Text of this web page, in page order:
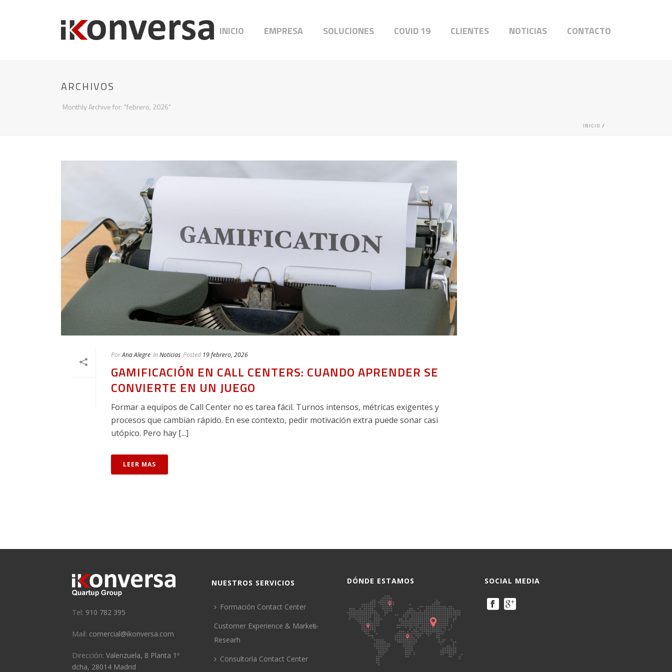
INICIO EMPRESA SOLUCIONES COVID 19 CLIENTES NOTICIAS CONTACTO
ARCHIVOS
Monthly Archive for: "febrero, 2026"
INICIO /
PorAna Alegre In Noticias Posted 19 febrero, 2026
GAMIFICACIÓN EN CALL CENTERS: CUANDO APRENDER SE
CONVIERTE EN UN JUEGO
Formar a equipos de Call Center no es tarea fácil. Turnos intensos, métricas exigentes y
procesos que cambian rápido. En ese contexto, pedir motivación extra puede sonar casi
utópico. Pero hay [...]
LEER MAS
Tel: 910 782 395
Mail: comercial@ikonversa.com
Dirección: Valenzuela, 8 Planta 1º
dcha, 28014 Madrid
NUESTROS SERVICIOS
Formación Contact Center
Customer Experience & Market
Researh
Consultoría Contact Center
DÓNDE ESTAMOS SOCIAL MEDIA